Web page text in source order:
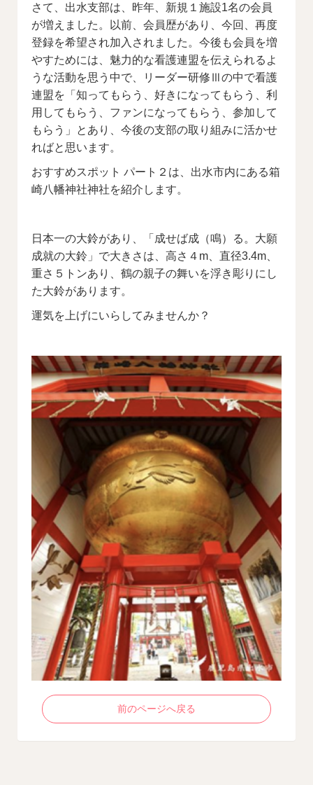
さて、出水支部は、昨年、新規１施設1名の会員
が増えました。以前、会員歴があり、今回、再度
登録を希望され加入されました。今後も会員を増
やすためには、魅力的な看護連盟を伝えられるよ
うな活動を思う中で、リーダー研修Ⅲの中で看護
連盟を「知ってもらう、好きになってもらう、利
用してもらう、ファンになってもらう、参加して
もらう」とあり、今後の支部の取り組みに活かせ
ればと思います。
おすすめスポット パート２は、出水市内にある箱
崎八幡神社神社を紹介します。
日本一の大鈴があり、「成せば成（鳴）る。大願
成就の大鈴」で大きさは、高さ４m、直径3.4m、
重さ５トンあり、鶴の親子の舞いを浮き彫りにし
た大鈴があります。
運気を上げにいらしてみませんか？
前のページへ戻る